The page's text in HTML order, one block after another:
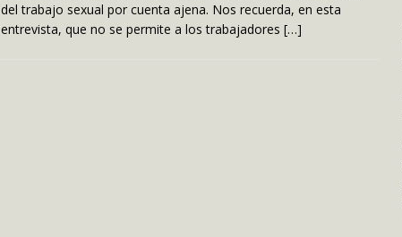
del trabajo sexual por cuenta ajena. Nos recuerda, en esta
entrevista, que no se permite a los trabajadores […]